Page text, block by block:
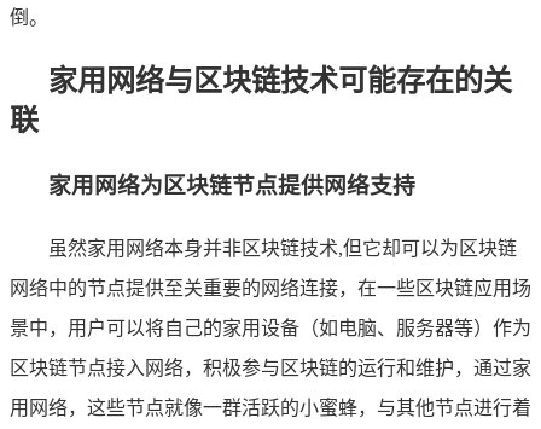
倒。
家用网络与区块链技术可能存在的关
联
家用网络为区块链节点提供网络支持
虽然家用网络本身并非区块链技术,但它却可以为区块链
网络中的节点提供至关重要的网络连接，在一些区块链应用场
景中，用户可以将自己的家用设备（如电脑、服务器等）作为
区块链节点接入网络，积极参与区块链的运行和维护，通过家
用网络，这些节点就像一群活跃的小蜜蜂，与其他节点进行着